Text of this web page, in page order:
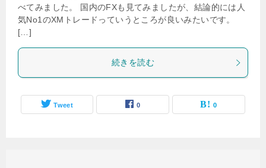
べてみました。 国内のFXも見てみましたが、結論的には人
気No1のXMトレードっていうところが良いみたいです。
[…]
続きを読む
Tweet 0 0